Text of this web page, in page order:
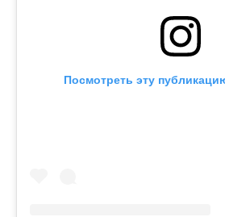
Посмотреть эту